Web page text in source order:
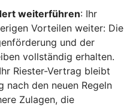
weiterführen: Ihr
Vorteilen weiter: Die
und der
vollständig erhalten.
Riester-Vertrag bleibt
nach den neuen Regeln
Zulagen, die